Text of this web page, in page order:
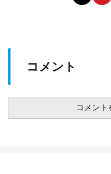
コメント
コメント